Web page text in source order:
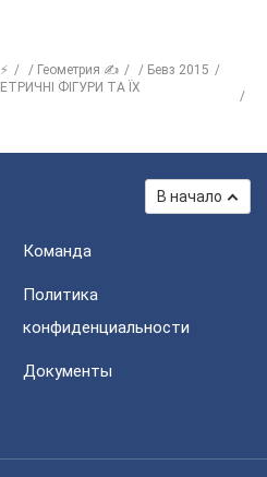
Геометрия ✍
Бевз 2015
ФІГУРИ ТА ЇХ
В начало
Команда
Политика
конфиденциальности
Документы